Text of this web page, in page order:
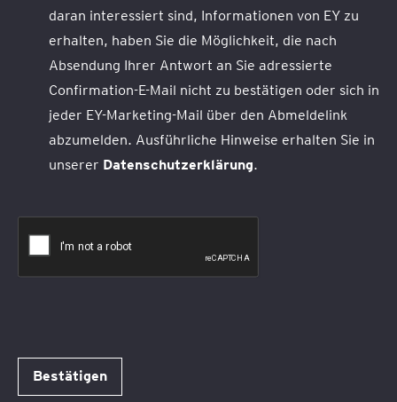
daran interessiert sind, Informationen von EY zu
erhalten, haben Sie die Möglichkeit, die nach
Absendung Ihrer Antwort an Sie adressierte
Confirmation-E-Mail nicht zu bestätigen oder sich in
jeder EY-Marketing-Mail über den Abmeldelink
abzumelden. Ausführliche Hinweise erhalten Sie in
unserer Datenschutzerklärung.
Bestätigen